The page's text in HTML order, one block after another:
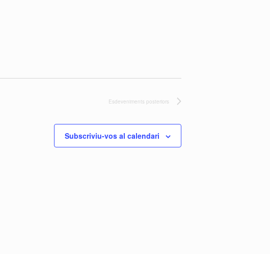
Esdeveniments posteriors
Subscriviu-vos al calendari